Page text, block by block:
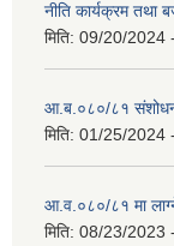
नीति कार्यक्रम तथा
मिति: 09/20/2024
आ.ब.०८०/८१ संशोधन
मिति: 01/25/2024
आ.व.०८०/८१ मा
मिति: 08/23/2023